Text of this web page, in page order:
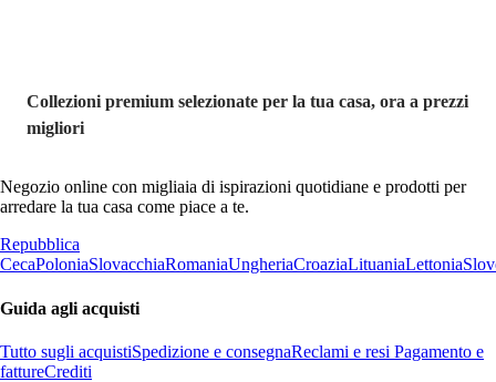
Collezioni premium selezionate per la tua casa, ora a prezzi
migliori
Negozio online con migliaia di ispirazioni quotidiane e prodotti per
arredare la tua casa come piace a te.
Repubblica
CecaPoloniaSlovacchiaRomaniaUngheriaCroaziaLituaniaLettonia
Guida agli acquisti
Tutto sugli acquistiSpedizione e consegnaReclami e resi Pagamento e
fattureCrediti